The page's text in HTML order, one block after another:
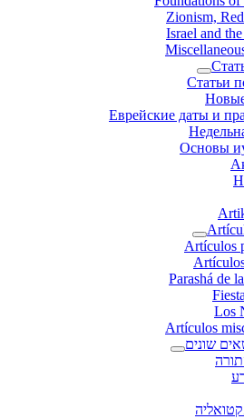
Zionism,
Israel and
Статьи
Еврейские даты и
Основы
Artículos
Parashá de
Los
Artículos
שונים